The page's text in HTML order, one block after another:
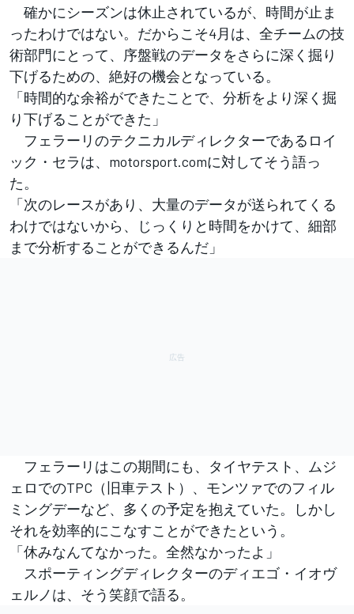
確かにシーズンは休止されているが、時間が止ま
ったわけではない。だからこそ4月は、全チームの技
術部門にとって、序盤戦のデータをさらに深く掘り
下げるための、絶好の機会となっている。
「時間的な余裕ができたことで、分析をより深く掘
り下げることができた」
フェラーリのテクニカルディレクターであるロイ
ック・セラは、motorsport.comに対してそう語っ
た。
「次のレースがあり、大量のデータが送られてくる
わけではないから、じっくりと時間をかけて、細部
まで分析することができるんだ」
フェラーリはこの期間にも、タイヤテスト、ムジ
ェロでのTPC（旧車テスト）、モンツァでのフィル
ミングデーなど、多くの予定を抱えていた。しかし
それを効率的にこなすことができたという。
「休みなんてなかった。全然なかったよ」
スポーティングディレクターのディエゴ・イオヴ
ェルノは、そう笑顔で語る。